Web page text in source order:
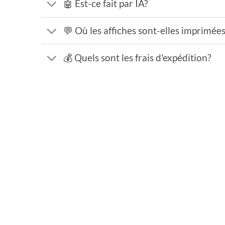
🤖 Est-ce fait par IA?
💬 Où les affiches sont-elles
💰 Quels sont les frais d'expédition?